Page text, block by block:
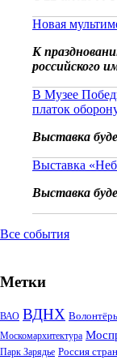
Новая
К
российского
В Музее
платок
Выставка
Выставка
Выставка
Все события
Метки
ВАО ВДНХ
Москомархитектура
Парк Зарядье Россия